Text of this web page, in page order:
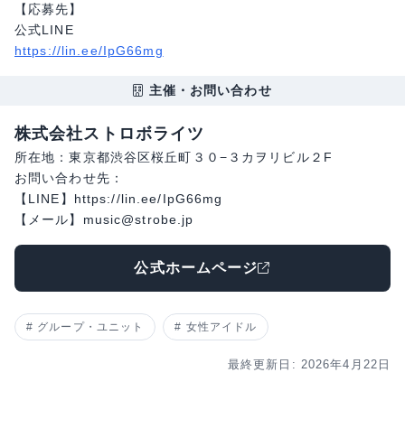
【応募先】
公式LINE
https://lin.ee/IpG66mg
主催・お問い合わせ
株式会社ストロボライツ
所在地：東京都渋谷区桜丘町３０−３カヲリビル２F
お問い合わせ先：
【LINE】https://lin.ee/IpG66mg
【メール】music@strobe.jp
公式ホームページ
グループ・ユニット 女性アイドル
最終更新日: 2026年4月22日